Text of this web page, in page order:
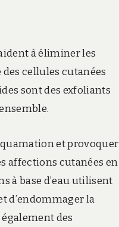
à éliminer les
cellules cutanées
sont des exfoliants
et provoquer
affections cutanées en
à base d’eau utilisent
d’endommager la
des